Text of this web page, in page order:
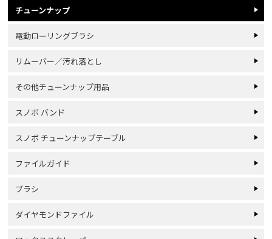
チューンナップ
電動ローリングブラシ
リムーバー／汚れ落とし
その他チューンナップ用品
スノボ バンド
スノボ チューンナップテーブル
ファイルガイド
ブラシ
ダイヤモンドファイル